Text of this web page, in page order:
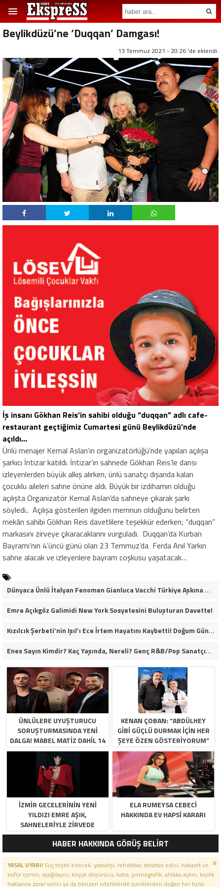
Beylikdüzü’ne ‘Duqqan’ Damgası!
13 Temmuz 2021 - 20:26 'de eklendi.
İş insanı Gökhan Reis’in sahibi olduğu “duqqan” adlı cafe-
restaurant geçtiğimiz Cumartesi günü Beylikdüzü’nde
açıldı…
Ünlü menajer Kemal Aslan’ın organizatörlüğü’nde yapılan açılışa
şarkıcı İntizar katıldı. İntizar’ın sahnede Gökhan Reis’le dansı
izleyenlerden büyük alkış alırken; ünlü sanatçı dışarıda kalan
çocuklu aileleri sahne önüne aldı. Büyük bir izdihamın olduğu
açılışta Organizatör Kemal Aslan’da sahneye çıkarak şarkı
söyledi.. Açılışa gösterilen ilgiden memnun olduğunu belirten
mekân sahibi Gökhan Reis davetlilere teşekkür ederken; “duqqan”
markasını zirveye çıkaracaklarını vurguladı. Duqqan’da Kurban
Bayramı’nın 4’üncü günü olan 23 Temmuz’da Ferda Anıl Yarkın
sahne alacak ve izleyenlere bayram coşkusu yaşatacak…
Dünyaca Ünlü İtalyan Fenomen Gianluca Vacchi Türkiye Aşkına Geliyor!
Emre Açıkgöz Galimidi New York Sosyetesini Buluşturan Davette!
Kızılcık Şerbeti’nin Işıl’ı Ece İrtem Hayatını Kaybetti! Doğum Gününün Ertesi Günü Kahreden Ölüm…
Enes Sayın Kimdir? Kaç Yaşında, Nereli? Genç R&B/Pop Sanatçısı Müzik Yolculuğuyla Dikkat Çekiyor
ÜNLÜLERE UYUŞTURUCU
SORUŞTURMASINDA YENI
DALGA! MABEL MATIZ DAHIL 14
KIŞI GÖZALTINA ALINDI
KENAN ÇOBAN: “ABDÜLHEY
GIBI GÜÇLÜ DURMAK İÇIN HER
ŞEYE ÖZEN GÖSTERIYORUM”
İZMIR GECELERININ YENI
YILDIZI EMRE AŞIK,
SAHNELERIYLE ZIRVEDE
ELA RUMEYSA CEBECI
HAKKINDA EV HAPSI KARARI
HABER HAKKINDA GÖRÜŞ BELİRT
YASAL UYARI!Suç teşkil edecek, yasadışı, tehditkar, rahatsız edici, hakaret ve
küfür içeren, aşağılayıcı, küçük düşürücü, kaba, pornografik, ahlaka aykırı, kişilik
haklarına zarar verici ya da benzeri niteliklerde içeriklerden doğan her türlü